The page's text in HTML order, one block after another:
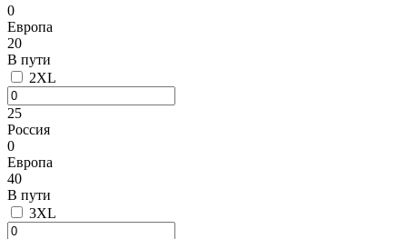
0
Европа
20
В пути
2XL
25
Россия
0
Европа
40
В пути
3XL